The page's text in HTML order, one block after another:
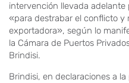
intervención llevada adelante
«para destrabar el conflicto y
exportadora», según lo
la Cámara de Puertos
Brindisi.
Brindisi, en declaraciones a